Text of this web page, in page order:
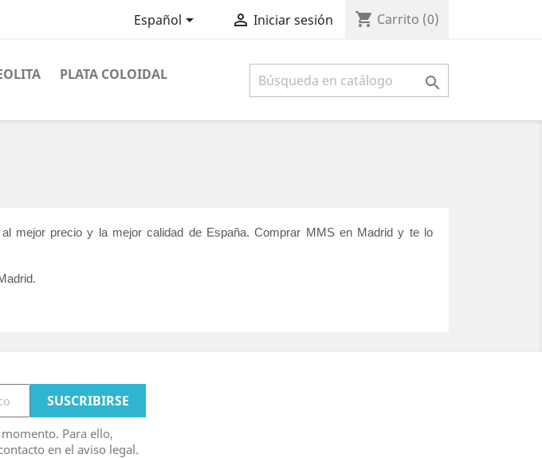
Español  Iniciar sesión shopping_cart Carrito (0)
PLATA COLOIDAL 
mejor precio y la mejor calidad de España. Comprar MMS en Madrid y te lo
Para ello,
en el aviso legal.